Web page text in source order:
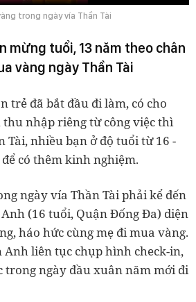
trong ngày vía Thần Tài
mừng tuổi, 13 năm theo chân
vàng ngày Thần Tài
trẻ đã bắt đầu đi làm, có cho
nhập riêng từ công việc thì
Tài, nhiều bạn ở độ tuổi từ 16 -
có thêm kinh nghiệm.
ngày vía Thần Tài phải kể đến
(16 tuổi, Quận Đống Đa) diện
háo hức cùng mẹ đi mua vàng.
Anh liên tục chụp hình check-in,
trong ngày đầu xuân năm mới đi